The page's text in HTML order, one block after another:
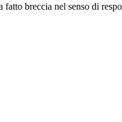
breccia nel senso di